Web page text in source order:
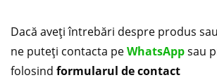
Dacă aveți întrebări despre produs
ne puteți contacta peWhatsAppsau
folosind formularul de contact